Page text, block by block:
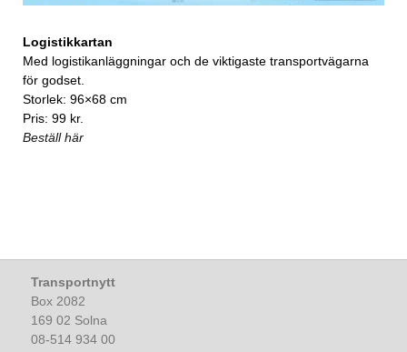
Logistikkartan
Med logistikanläggningar och de viktigaste transportvägarna
för godset.
Storlek: 96×68 cm
Pris: 99 kr.
Beställ här
Transportnytt
Box 2082
169 02 Solna
08-514 934 00